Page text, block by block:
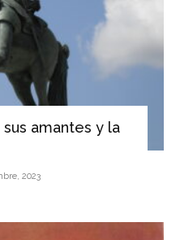
sus amantes y la
2023